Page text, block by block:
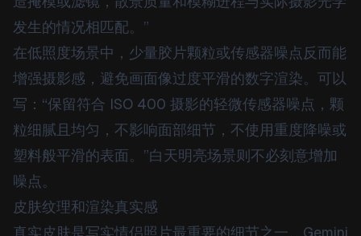
发生的情况相匹配。”
在低照度场景中，少量胶片颗粒或传感器噪点反而能
增强摄影感，避免画面像过度平滑的数字渲染。可以
写：“保留符合 ISO 400 摄影的轻微传感器噪点，颗
粒细腻且均匀，不影响面部细节，不使用重度降噪或
塑料般平滑的表面。”白天明亮场景则不必刻意增加
噪点。
皮肤纹理和渲染真实感
真实皮肤是写实情侣照片最重要的细节之一。Gemini